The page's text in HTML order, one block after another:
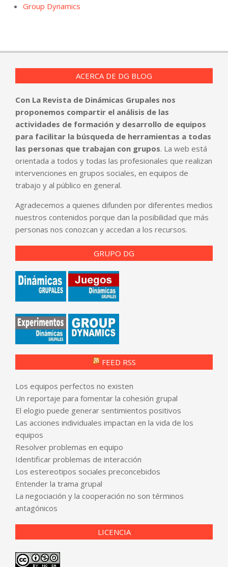
Group Dynamics
ACERCA DE DG BLOG
Con La Revista de Dinámicas Grupales nos
proponemos compartir el análisis de las
actividades de formación y desarrollo de equipos
para facilitar la búsqueda de herramientas a todas
las personas que trabajan con grupos. La web está
orientada a todos y todas las profesionales que realizan
intervenciones en grupos sociales, en equipos de
trabajo y al público en general.
Agradecemos a quienes difunden por diferentes medios
nuestros contenidos porque dan la posibilidad que más
personas nos conozcan y accedan a los recursos.
GRUPO DG
FEED RSS
Los equipos perfectos no existen
Un reportaje para fomentar la cohesión grupal
El elogio puede generar sentimientos positivos
Las acciones individuales impactan en la vida de los
equipos
Resolver problemas en equipo
Identificar problemas de interacción
Los estereotipos sociales preconcebidos
Entender la trama grupal
La negociación y la cooperación no son términos
antagónicos
LICENCIA